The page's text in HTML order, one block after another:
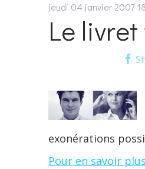
jeudi 04 janvier 2007
Le
exonérations
Pour en savoir